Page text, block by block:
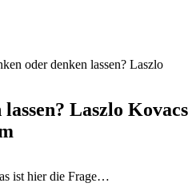
oder denken lassen? Laszlo
Laszlo Kovacs
ist hier die Frage…